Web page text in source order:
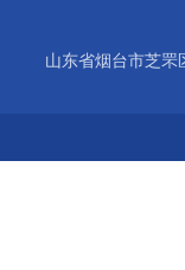
山东省烟台市芝罘